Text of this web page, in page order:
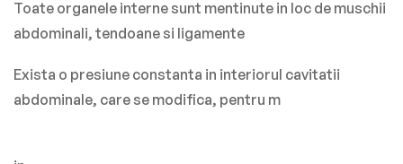
Toate organele interne sunt mentinute in loc de muschii
abdominali, tendoane si ligamente
Exista o presiune constanta in interiorul cavitatii
abdominale, care se modifica, pentru m